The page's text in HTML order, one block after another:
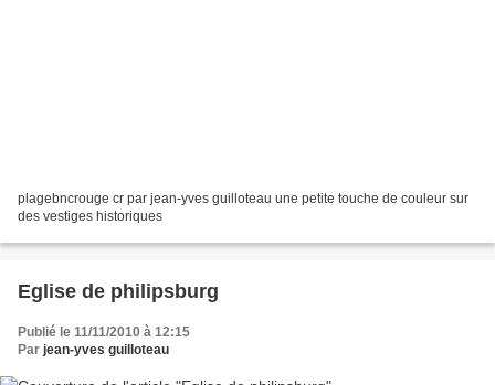
plagebncrouge cr par jean-yves guilloteau une petite touche de couleur sur
des vestiges historiques
Eglise de philipsburg
Publié le 11/11/2010 à 12:15
Par jean-yves guilloteau